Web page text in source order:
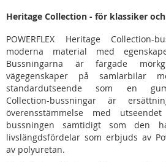
Heritage Collection - för klassiker
POWERFLEX Heritage
moderna material med
Bussningarna är färgade
vägegenskaper på samlarbilar
standardutseende som en
Collection-bussningar är
överensstämmelse med
bussningen samtidigt som den
livslängdsfördelar som erbjuds av
av polyuretan.